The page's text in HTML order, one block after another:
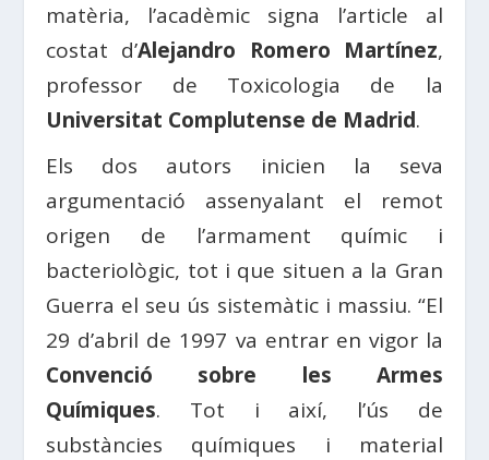
matèria, l’acadèmic signa l’article al
costat d’Alejandro Romero Martínez,
professor de Toxicologia de la
Universitat Complutense de Madrid.
Els dos autors inicien la seva
argumentació assenyalant el remot
origen de l’armament químic i
bacteriològic, tot i que situen a la Gran
Guerra el seu ús sistemàtic i massiu. “El
29 d’abril de 1997 va entrar en vigor la
Convenció sobre les Armes
Químiques. Tot i així, l’ús de
substàncies químiques i material